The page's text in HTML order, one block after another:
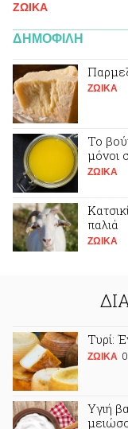
ΖΩΙΚA
ΔΗΜΟΦΙΛΗ
ΖΩΙΚA
Το
μόνοι
ΖΩΙΚA
παλιά
ΖΩΙΚA
Τυρί:
ΖΩΙΚA
Υγιή